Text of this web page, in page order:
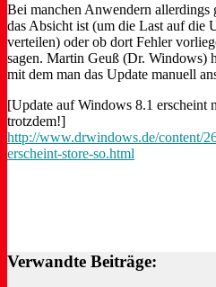
Bei manchen Anwendern allerdings
das Absicht ist (um die Last auf die
verteilen) oder ob dort Fehler
sagen. Martin Geuß (Dr. Windows)
mit dem man das Update manuell
[Update auf Windows 8.1 erscheint
trotzdem!]
http://www.drwindows.de/content/
erscheint-store-so.html
Verwandte Beiträge: